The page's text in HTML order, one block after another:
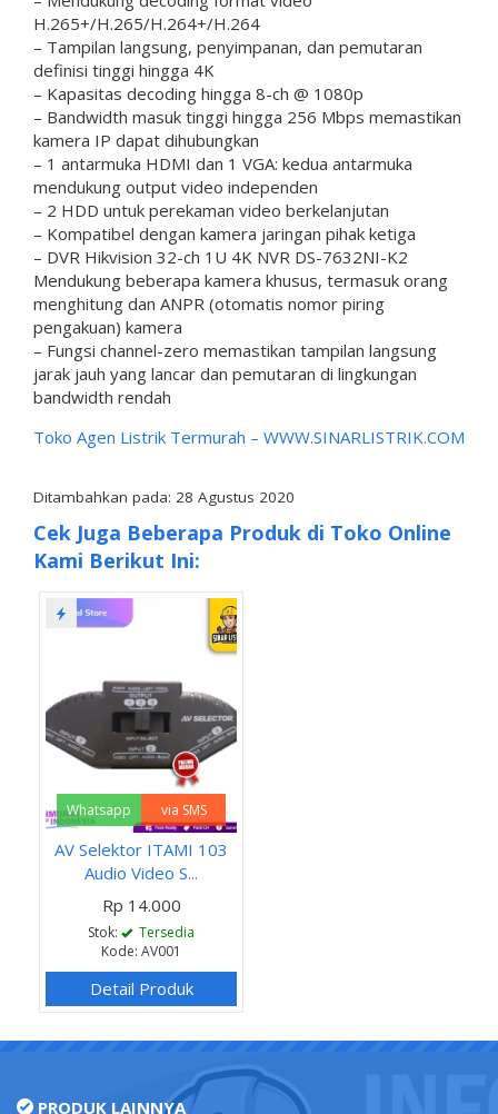
H.265+/H.265/H.264+/H.264
– Tampilan langsung, penyimpanan, dan pemutaran
definisi tinggi hingga 4K
– Kapasitas decoding hingga 8-ch @ 1080p
– Bandwidth masuk tinggi hingga 256 Mbps memastikan
kamera IP dapat dihubungkan
– 1 antarmuka HDMI dan 1 VGA: kedua antarmuka
mendukung output video independen
– 2 HDD untuk perekaman video berkelanjutan
– Kompatibel dengan kamera jaringan pihak ketiga
– DVR Hikvision 32-ch 1U 4K NVR DS-7632NI-K2
Mendukung beberapa kamera khusus, termasuk orang
menghitung dan ANPR (otomatis nomor piring
pengakuan) kamera
– Fungsi channel-zero memastikan tampilan langsung
jarak jauh yang lancar dan pemutaran di lingkungan
bandwidth rendah
Toko Agen Listrik Termurah – WWW.SINARLISTRIK.COM
Ditambahkan pada: 28 Agustus 2020
Cek Juga Beberapa Produk di Toko Online
Kami Berikut Ini:
Whatsapp via SMS
AV Selektor ITAMI 103
Audio Video S...
Rp 14.000
Stok:
Tersedia
Kode: AV001
Detail Produk
PRODUK LAINNYA